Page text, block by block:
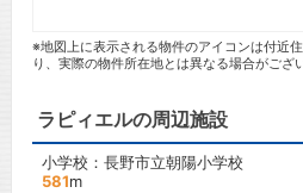
※地図上に表示される物件のアイコンは付近
り、実際の物件所在地とは異なる場合がござ
ラピィエルの周辺施設
小学校：長野市立朝陽小学校
581m